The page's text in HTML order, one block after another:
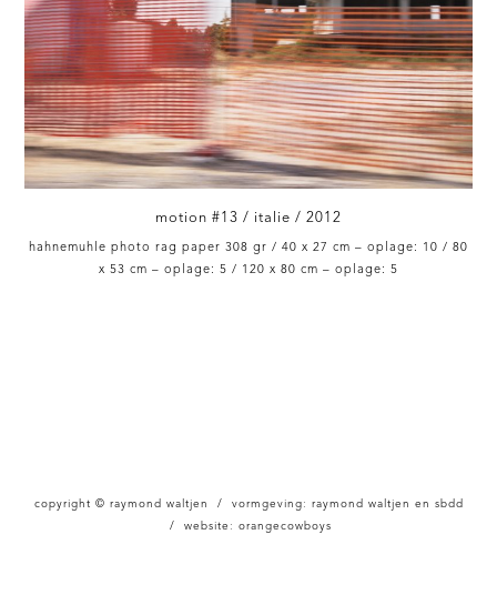
motion #13 / italie / 2012
hahnemuhle photo rag paper 308 gr / 40 x 27 cm – oplage: 10 / 80
x 53 cm – oplage: 5 / 120 x 80 cm – oplage: 5
copyright © raymond waltjen / vormgeving: raymond waltjen en sbdd
/ website: orangecowboys